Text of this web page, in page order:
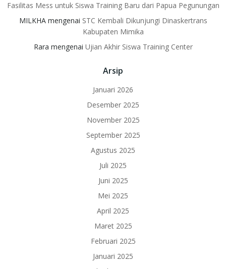
Fasilitas Mess untuk Siswa Training Baru dari Papua Pegunungan
MILKHAmengenai STC Kembali Dikunjungi Dinaskertrans
Kabupaten Mimika
Rara mengenai Ujian Akhir Siswa Training Center
Arsip
Januari 2026
Desember 2025
November 2025
September 2025
Agustus 2025
Juli 2025
Juni 2025
Mei 2025
April 2025
Maret 2025
Februari 2025
Januari 2025